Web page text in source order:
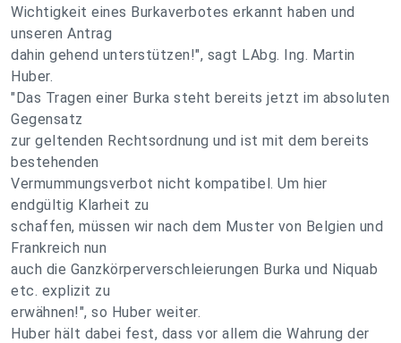
Wichtigkeit eines Burkaverbotes erkannt haben und
unseren Antrag
dahin gehend unterstützen!", sagt LAbg. Ing. Martin
Huber.
"Das Tragen einer Burka steht bereits jetzt im absoluten
Gegensatz
zur geltenden Rechtsordnung und ist mit dem bereits
bestehenden
Vermummungsverbot nicht kompatibel. Um hier
endgültig Klarheit zu
schaffen, müssen wir nach dem Muster von Belgien und
Frankreich nun
auch die Ganzkörperverschleierungen Burka und Niquab
etc. explizit zu
erwähnen!", so Huber weiter.
Huber hält dabei fest, dass vor allem die Wahrung der